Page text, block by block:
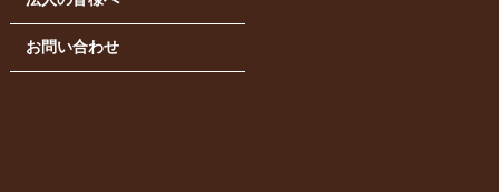
お問い合わせ